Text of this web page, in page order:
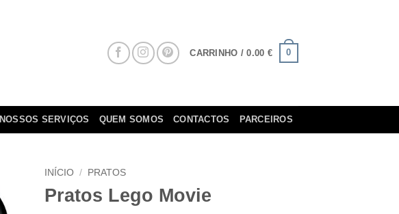
CARRINHO /0.00 € 0
NOSSOS SERVIÇOS QUEM SOMOS CONTACTOS PARCEIROS
INÍCIO / PRATOS
Pratos Lego Movie